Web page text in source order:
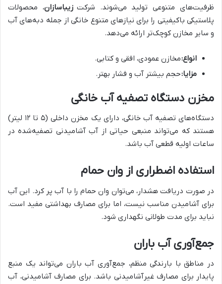
ظرفیت‌های متنوعی تولید می‌شوند. شرکت زیباسازان، محصولات
پلاستیکی باکیفیتی را برای نیازهای متنوع خانگی از جمله دبه‌های آب
و سایر مخازن کوچک‌تر ارائه می‌دهد.
انواع:مخازن عمودی، افقی و کتابی.
مزایا:حجم بیشتر آب و فشار بهتر.
مخزن دستگاه تصفیه آب خانگی
دستگاه‌های تصفیه آب خانگی، دارای یک مخزن داخلی (۵ تا ۱۲ لیتر)
هستند که می‌تواند منبعی حیاتی از آب آشامیدنی تصفیه‌شده در
ساعات اولیه قطعی آب باشد.
استفاده اضطراری از وان حمام
در صورت دریافت هشدار، می‌توان وان حمام را با آب پر کرد. این آب
برای آشامیدن مناسب نیست، اما برای مصارف بهداشتی مفید است.
نباید برای مدت طولانی نگهداری شود.
جمع‌آوری آب باران
در مناطق با بارندگی منظم، جمع‌آوری آب باران می‌تواند یک منبع
پایدار برای مصارف غیرآشامیدنی باشد. برای مصارف آشامیدنی، آب